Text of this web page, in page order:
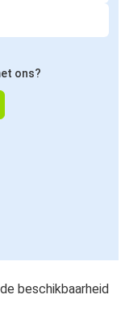
ons?
beschikbaarheid